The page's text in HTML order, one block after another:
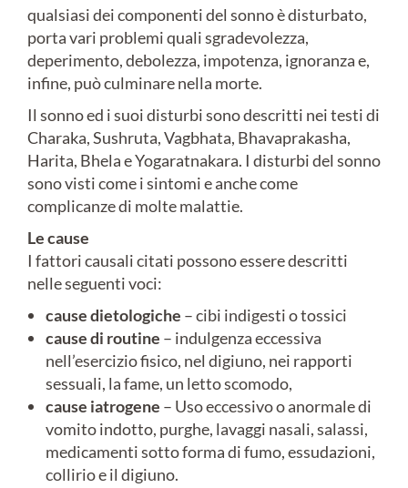
qualsiasi dei componenti del sonno è disturbato,
porta vari problemi quali sgradevolezza,
deperimento, debolezza, impotenza, ignoranza e,
infine, può culminare nella morte.
Il sonno ed i suoi disturbi sono descritti nei testi di
Charaka, Sushruta, Vagbhata, Bhavaprakasha,
Harita, Bhela e Yogaratnakara. I disturbi del sonno
sono visti come i sintomi e anche come
complicanze di molte malattie.
Le cause
I fattori causali citati possono essere descritti
nelle seguenti voci:
cause dietologiche – cibi indigesti o tossici
cause di routine – indulgenza eccessiva
nell’esercizio fisico, nel digiuno, nei rapporti
sessuali, la fame, un letto scomodo,
cause iatrogene – Uso eccessivo o anormale di
vomito indotto, purghe, lavaggi nasali, salassi,
medicamenti sotto forma di fumo, essudazioni,
collirio e il digiuno.